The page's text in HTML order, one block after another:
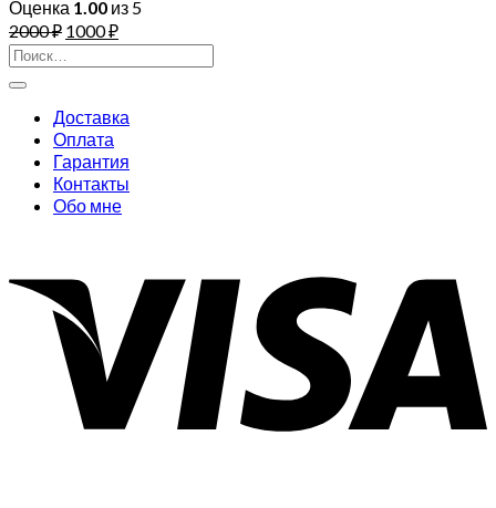
Оценка 1.00 из 5
2000₽ 1000₽
Искать:
Доставка
Оплата
Гарантия
Контакты
Обо мне